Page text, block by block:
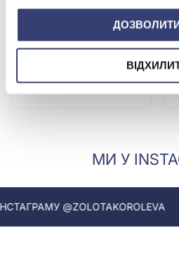
ДОЗВОЛИТИ
Немає в наявності
МИ У
@ZOLOTAKOROLEVA